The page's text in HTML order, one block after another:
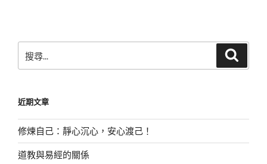
尋
字:
近期文章
修煉自己：靜心沉心，安心渡己！
道教與易經的關係